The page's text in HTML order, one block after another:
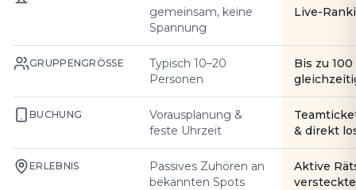
gemeinsam, keine
Spannung
Live-
GRUPPENGRÖSSE
Typisch 10–20
Personen
Bis zu
BUCHUNG
Vorausplanung &
feste Uhrzeit
& direkt
ERLEBNIS
Passives Zuhören an
bekannten Spots
Aktive